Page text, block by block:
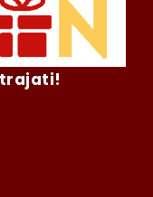
trajati!